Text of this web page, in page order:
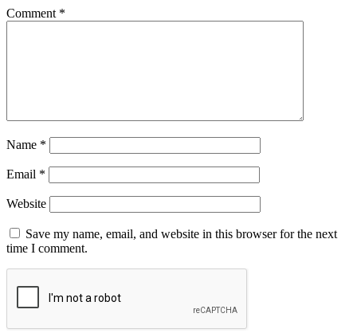
Comment *
Name *
Email *
Website
Save my name, email, and website in this browser for the next
time I comment.